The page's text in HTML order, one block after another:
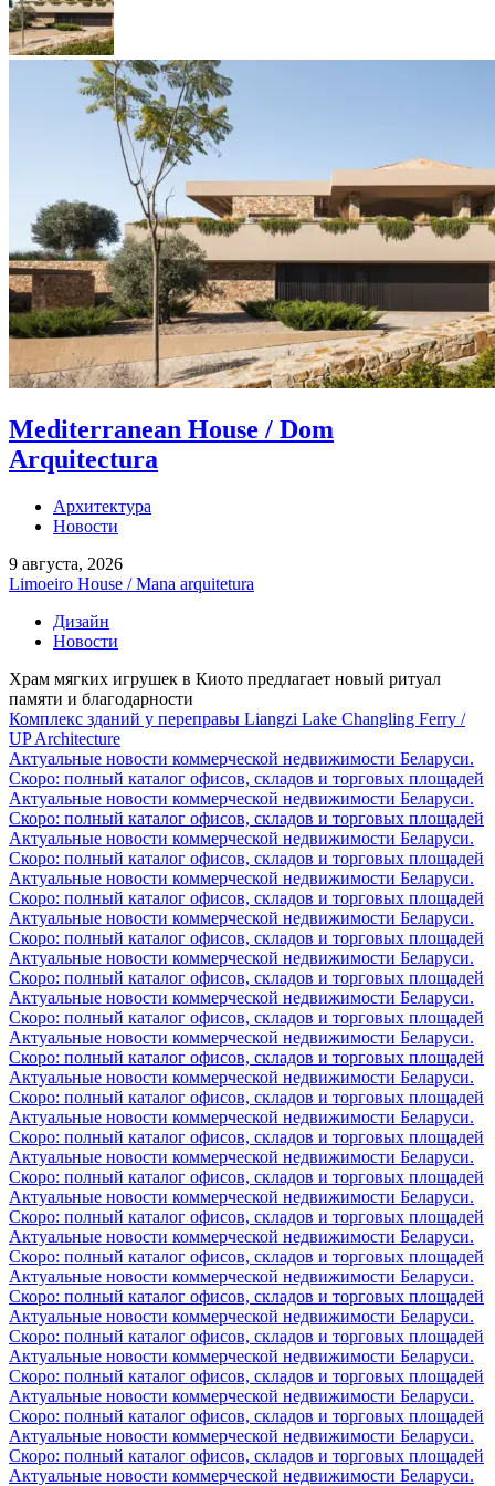
Mediterranean House / Dom
Arquitectura
Архитектура
Новости
9 августа, 2026
Limoeiro House / Mana arquitetura
Дизайн
Новости
Храм мягких игрушек в Киото предлагает новый ритуал
памяти и благодарности
Комплекс зданий у переправы Liangzi Lake Changling Ferry /
UP Architecture
Актуальные новости коммерческой недвижимости Беларуси.
Скоро: полный каталог офисов, складов и торговых площадей
Актуальные новости коммерческой недвижимости Беларуси.
Скоро: полный каталог офисов, складов и торговых площадей
Актуальные новости коммерческой недвижимости Беларуси.
Скоро: полный каталог офисов, складов и торговых площадей
Актуальные новости коммерческой недвижимости Беларуси.
Скоро: полный каталог офисов, складов и торговых площадей
Актуальные новости коммерческой недвижимости Беларуси.
Скоро: полный каталог офисов, складов и торговых площадей
Актуальные новости коммерческой недвижимости Беларуси.
Скоро: полный каталог офисов, складов и торговых площадей
Актуальные новости коммерческой недвижимости Беларуси.
Скоро: полный каталог офисов, складов и торговых площадей
Актуальные новости коммерческой недвижимости Беларуси.
Скоро: полный каталог офисов, складов и торговых площадей
Актуальные новости коммерческой недвижимости Беларуси.
Скоро: полный каталог офисов, складов и торговых площадей
Актуальные новости коммерческой недвижимости Беларуси.
Скоро: полный каталог офисов, складов и торговых площадей
Актуальные новости коммерческой недвижимости Беларуси.
Скоро: полный каталог офисов, складов и торговых площадей
Актуальные новости коммерческой недвижимости Беларуси.
Скоро: полный каталог офисов, складов и торговых площадей
Актуальные новости коммерческой недвижимости Беларуси.
Скоро: полный каталог офисов, складов и торговых площадей
Актуальные новости коммерческой недвижимости Беларуси.
Скоро: полный каталог офисов, складов и торговых площадей
Актуальные новости коммерческой недвижимости Беларуси.
Скоро: полный каталог офисов, складов и торговых площадей
Актуальные новости коммерческой недвижимости Беларуси.
Скоро: полный каталог офисов, складов и торговых площадей
Актуальные новости коммерческой недвижимости Беларуси.
Скоро: полный каталог офисов, складов и торговых площадей
Актуальные новости коммерческой недвижимости Беларуси.
Скоро: полный каталог офисов, складов и торговых площадей
Актуальные новости коммерческой недвижимости Беларуси.